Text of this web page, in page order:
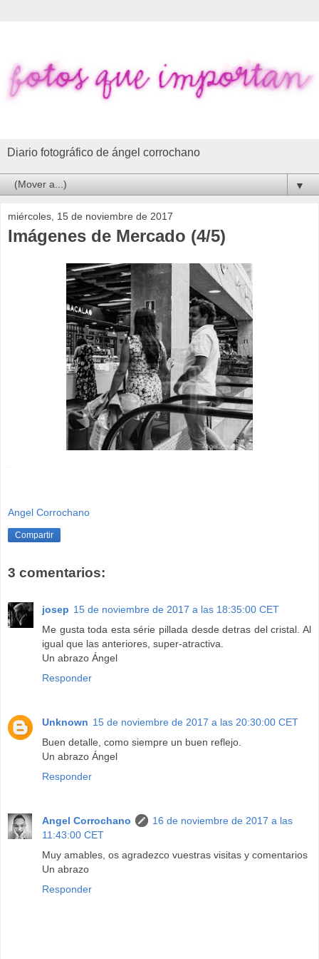
Diario fotográfico de ángel corrochano
▼
miércoles, 15 de noviembre de 2017
Imágenes de Mercado (4/5)
Angel Corrochano
Compartir
3 comentarios:
josep 15 de noviembre de 2017 a las 18:35:00 CET
Me gusta toda esta série pillada desde detras del cristal. Al
igual que las anteriores, super-atractiva.
Un abrazo Ángel
Responder
Unknown 15 de noviembre de 2017 a las 20:30:00 CET
Buen detalle, como siempre un buen reflejo.
Un abrazo Ángel
Responder
Angel Corrochano
16 de noviembre de 2017 a las
11:43:00 CET
Muy amables, os agradezco vuestras visitas y comentarios
Un abrazo
Responder